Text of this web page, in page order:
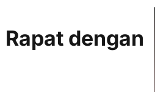
dengan